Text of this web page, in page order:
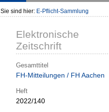
Sie sind hier: E-Pflicht-Sammlung
Elektronische
Zeitschrift
Gesamttitel
FH-Mitteilungen / FH Aachen
Heft
2022/140